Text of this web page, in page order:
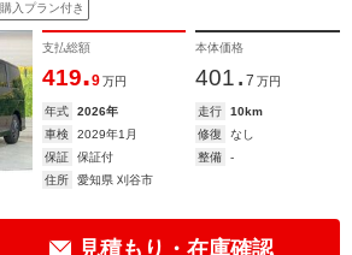
購入プラン付き
支払総額
419.9 万円
本体価格
401. 7 万円
年式 2026年 走行
10km
車検
2029年1月 修復
なし
保証
保証付 整備
-
住所
愛知県 刈谷市
見積もり・在庫確認